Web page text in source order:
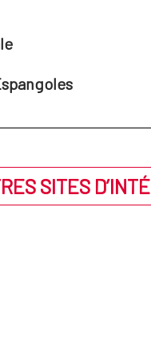
SITES